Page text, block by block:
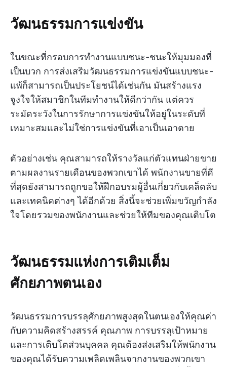
วัฒนธรรมการแข่งขัน
ในขณะที่กรอบการทำงานแบบชนะ-ชนะให้มุมมองที่
เป็นบวก การส่งเสริมวัฒนธรรมการแข่งขันแบบชนะ-
แพ้ก็สามารถเป็นประโยชน์ได้เช่นกัน มันสร้างแรง
จูงใจให้สมาชิกในทีมทำงานให้ดีกว่ากัน แต่ควร
ระมัดระวังในการรักษาการแข่งขันให้อยู่ในระดับที่
เหมาะสมและไม่ใช่การแข่งขันที่เอาเป็นเอาตาย
ตัวอย่างเช่น คุณสามารถให้รางวัลแก่ตัวแทนฝ่ายขาย
ตามผลงานรายเดือนของพวกเขาได้ พนักงานขายที่ดี
ที่สุดยังสามารถถูกขอให้ฝึกอบรมผู้อื่นเกี่ยวกับเคล็ดลับ
และเทคนิคต่างๆ ได้อีกด้วย สิ่งนี้จะช่วยเพิ่มขวัญกำลัง
ใจโดยรวมของพนักงานและช่วยให้ทีมของคุณเติบโต
วัฒนธรรมแห่งการเติมเต็ม
ศักยภาพตนเอง
วัฒนธรรมการบรรลุศักยภาพสูงสุดในตนเองให้คุณค่า
กับความคิดสร้างสรรค์ คุณภาพ การบรรลุเป้าหมาย
และการเติบโตส่วนบุคคล คุณต้องส่งเสริมให้พนักงาน
ของคุณได้รับความเพลิดเพลินจากงานของพวกเขา